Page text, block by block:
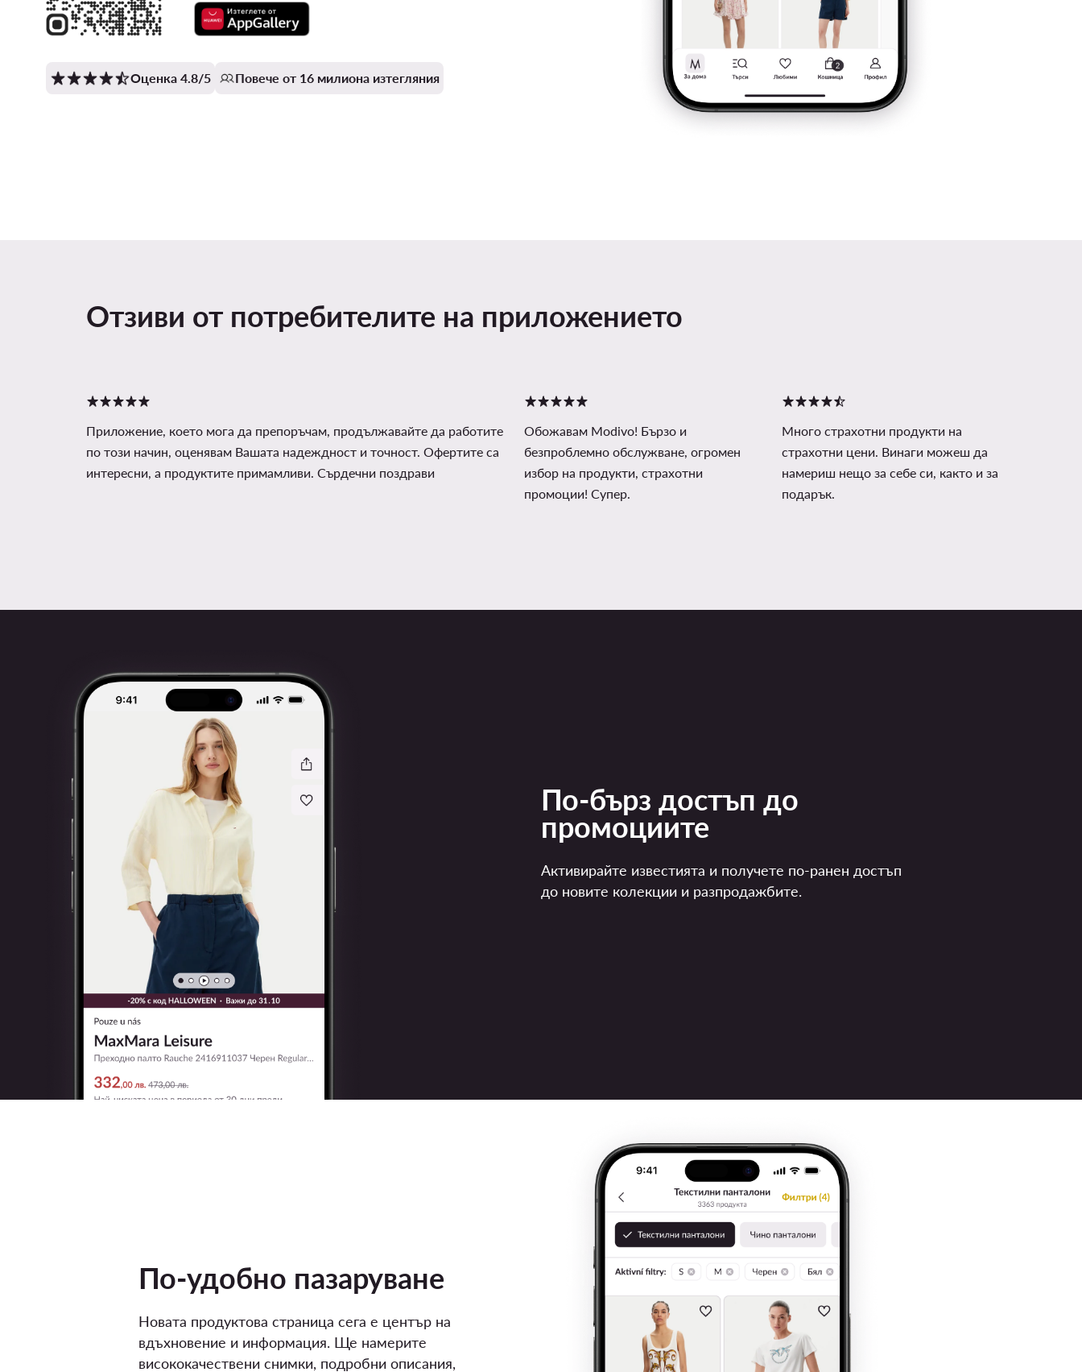
Оценка 4.8/5 Повече от 16 милиона изтегляния
Отзиви от потребителите на приложението
Приложение, което мога да препоръчам, продължавайте да работите
по този начин, оценявам Вашата надеждност и точност. Офертите са
интересни, а продуктите примамливи. Сърдечни поздрави
Обожавам Modivo! Бързо и
безпроблемно обслужване, огромен
избор на продукти, страхотни
промоции! Супер.
Много страхотни продукти на
страхотни цени. Винаги можеш да
намериш нещо за себе си, както и за
подарък.
По-бърз достъп до
промоциите
Активирайте известията и получете по-ранен достъп
до новите колекции и разпродажбите.
По-удобно пазаруване
Новата продуктова страница сега е център на
вдъхновение и информация. Ще намерите
висококачествени снимки, подробни описания,